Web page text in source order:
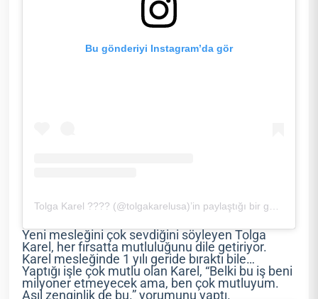
Bu gönderiyi Instagram’da gör
Yeni mesleğini çok sevdiğini söyleyen Tolga
Karel, her fırsatta mutluluğunu dile getiriyor.
Karel mesleğinde 1 yılı geride bıraktı bile…
Yaptığı işle çok mutlu olan Karel, “Belki bu iş beni
milyoner etmeyecek ama, ben çok mutluyum.
Asıl zenginlik de bu.” yorumunu yaptı.